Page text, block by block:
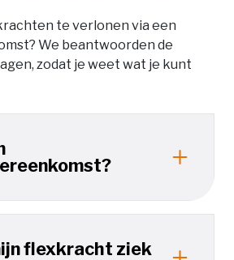
te verlonen via een
We beantwoorden de
zodat je weet wat je kunt
flexkracht ziek